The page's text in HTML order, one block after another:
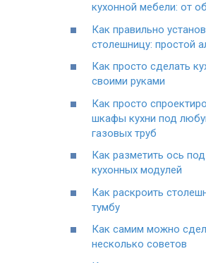
кухонной мебели: от
Как правильно
столешницу: простой
Как просто сделать
своими руками
Как просто
шкафы кухни под
газовых труб
Как разметить ось
кухонных модулей
Как раскроить
тумбу
Как самим можно
несколько советов